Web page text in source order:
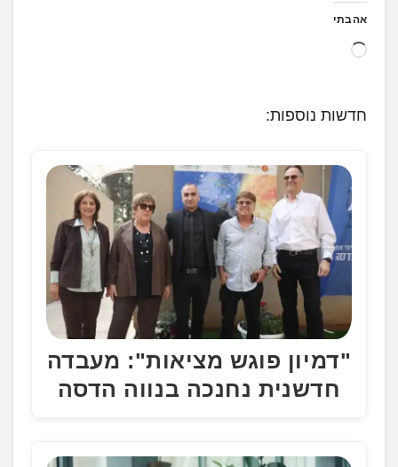
אהבתי
ט
.
.
חדשות נוספות:
"דמיון פוגש מציאות": מעבדה
חדשנית נחנכה בנווה הדסה